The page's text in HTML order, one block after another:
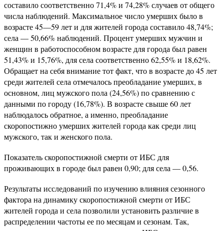
составило соответственно 71,4% и 74,28% случаев от общего
числа наблюдений. Максимальное число умерших было в
возрасте 45—59 лет и для жителей города составило 48,74%;
села — 50,66% наблюдений. Процент умерших мужчин и
женщин в работоспособном возрасте для города был равен
51,43% и 15,76%, для села соответственно 62,55% и 18,62%.
Обращает на себя внимание тот факт, что в возрасте до 45 лет
среди жителей села отмечалось преобладание умерших, в
основном, лиц мужского пола (24,56%) по сравнению с
данными по городу (16,78%). В возрасте свыше 60 лет
наблюдалось обратное, а именно, преобладание
скоропостижно умерших жителей города как среди лиц
мужского, так и женского пола.
Показатель скоропостижной смерти от ИБС для
проживающих в городе был равен 0,90; для села — 0,56.
Результаты исследований по изучению влияния сезонного
фактора на динамику скоропостижной смерти от ИБС
жителей города и села позволили установить различие в
распределении частоты ее по месяцам и сезонам. Так,